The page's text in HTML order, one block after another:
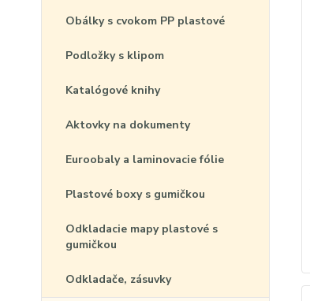
Obálky s cvokom PP plastové
Podložky s klipom
Katalógové knihy
Aktovky na dokumenty
Euroobaly a laminovacie fólie
Plastové boxy s gumičkou
Odkladacie mapy plastové s
gumičkou
Odkladače, zásuvky